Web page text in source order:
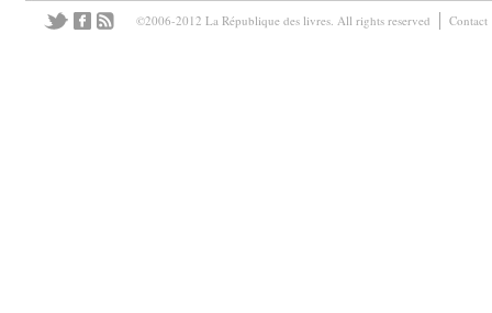
©2006-2012 La République des livres. All rights reserved Contact